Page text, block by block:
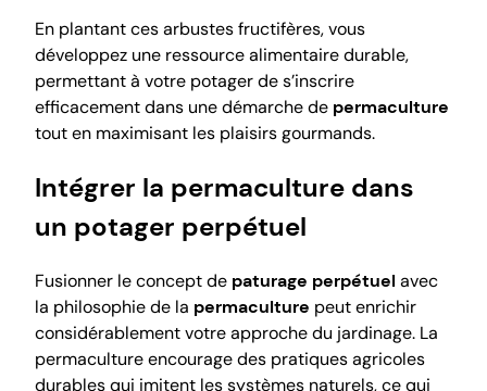
En plantant ces arbustes fructifères, vous
développez une ressource alimentaire durable,
permettant à votre potager de s’inscrire
efficacement dans une démarche de permaculture
tout en maximisant les plaisirs gourmands.
Intégrer la permaculture dans
un potager perpétuel
Fusionner le concept de paturage perpétuelavec
la philosophie de la permaculture peut enrichir
considérablement votre approche du jardinage. La
permaculture encourage des pratiques agricoles
durables qui imitent les systèmes naturels, ce qui